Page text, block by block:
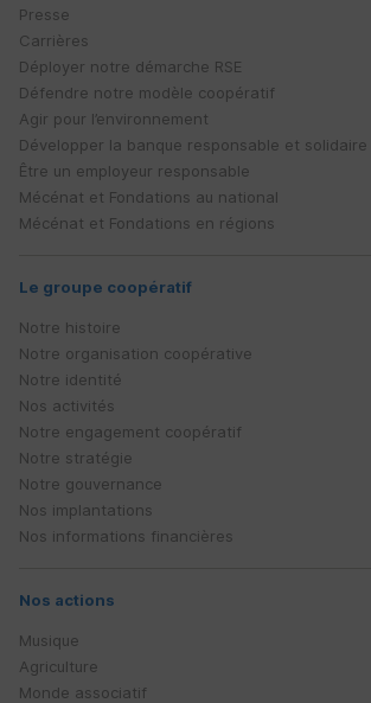
Presse
Carrières
Déployer notre démarche RSE
Défendre notre modèle coopératif
Agir pour l’environnement
Développer la banque responsable et solidaire
Être un employeur responsable
Mécénat et Fondations au national
Mécénat et Fondations en régions
Le groupe coopératif
Notre histoire
Notre organisation coopérative
Notre identité
Nos activités
Notre engagement coopératif
Notre stratégie
Notre gouvernance
Nos implantations
Nos informations financières
Nos actions
Musique
Agriculture
Monde associatif